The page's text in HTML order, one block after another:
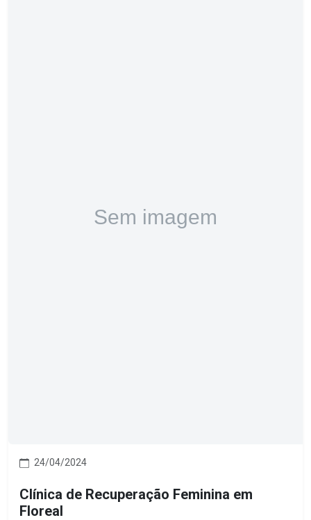
24/04/2024
Clínica de Recuperação Feminina em
Floreal